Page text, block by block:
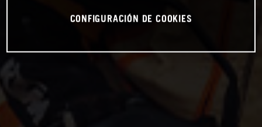
CONFIGURACIÓN DE COOKIES